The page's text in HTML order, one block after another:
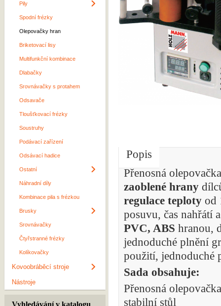
Pily
Spodní frézky
Olepovačky hran
Briketovací lisy
Multifunkční kombinace
Dlabačky
Srovnávačky s protahem
Odsavače
Tloušťkovací frézky
Soustruhy
Podávací zařízení
Odsávací hadice
Ostatní
Náhradní díly
Kombinace pila s frézkou
Brusky
Srovnávačky
Čtyřstranné frézky
Kolíkovačky
Kovoobráběcí stroje
Nástroje
Vyhledávání v katalogu
Popis
Přenosná
zaoblené hrany
regulace teploty od
posuvu, čas nahřátí
PVC, ABS hranou,
jednoduché plnění
použití, jednoduché
Sada obsahuje:
Přenosná
stabilní stůl